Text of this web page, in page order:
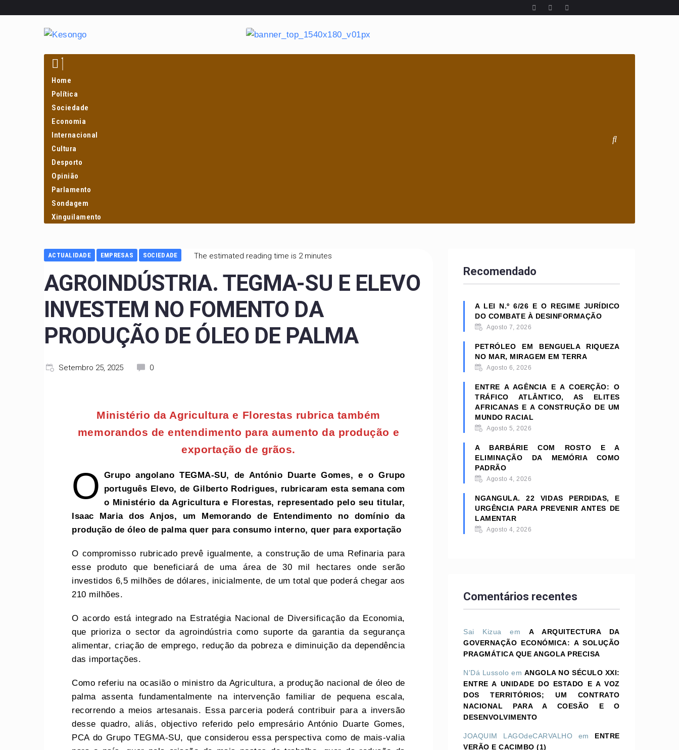
Home
Política
Sociedade
Economia
Internacional
Cultura
Desporto
Opinião
Parlamento
Sondagem
Xinguilamento
ACTUALIDADE EMPRESAS SOCIEDADE The estimated reading time is 2 minutes
AGROINDÚSTRIA. TEGMA-SU E ELEVO
INVESTEM NO FOMENTO DA
PRODUÇÃO DE ÓLEO DE PALMA
Setembro 25, 2025 0
Ministério da Agricultura e Florestas rubrica também
memorandos de entendimento para aumento da produção e
exportação de grãos.
O Grupo angolano TEGMA-SU, de António Duarte Gomes, e o Grupo
português Elevo, de Gilberto Rodrigues, rubricaram esta semana com
o Ministério da Agricultura e Florestas, representado pelo seu titular,
Isaac Maria dos Anjos, um Memorando de Entendimento no domínio da
produção de óleo de palma quer para consumo interno, quer para exportação
O compromisso rubricado prevê igualmente, a construção de uma Refinaria para
esse produto que beneficiará de uma área de 30 mil hectares onde serão
investidos 6,5 milhões de dólares, inicialmente, de um total que poderá chegar aos
210 milhões.
O acordo está integrado na Estratégia Nacional de Diversificação da Economia,
que prioriza o sector da agroindústria como suporte da garantia da segurança
alimentar, criação de emprego, redução da pobreza e diminuição da dependência
das importações.
Como referiu na ocasião o ministro da Agricultura, a produção nacional de óleo de
palma assenta fundamentalmente na intervenção familiar de pequena escala,
recorrendo a meios artesanais. Essa parceria poderá contribuir para a inversão
desse quadro, aliás, objectivo referido pelo empresário António Duarte Gomes,
PCA do Grupo TEGMA-SU, que considerou essa perspectiva como de mais-valia
Recomendado
A LEI N.º 6/26 E O REGIME JURÍDICO
DO COMBATE À DESINFORMAÇÃO
Agosto 7, 2026
PETRÓLEO EM BENGUELA RIQUEZA
NO MAR, MIRAGEM EM TERRA
Agosto 6, 2026
ENTRE A AGÊNCIA E A COERÇÃO: O
TRÁFICO ATLÂNTICO, AS ELITES
AFRICANAS E A CONSTRUÇÃO DE UM
MUNDO RACIAL
Agosto 5, 2026
A BARBÁRIE COM ROSTO E A
ELIMINAÇÃO DA MEMÓRIA COMO
PADRÃO
Agosto 4, 2026
NGANGULA. 22 VIDAS PERDIDAS, E
URGÊNCIA PARA PREVENIR ANTES DE
LAMENTAR
Agosto 4, 2026
Comentários recentes
Sai Kizua emA ARQUITECTURA DA
GOVERNAÇÃO ECONÓMICA: A SOLUÇÃO
PRAGMÁTICA QUE ANGOLA PRECISA
N'Dá Lussolo em ANGOLA NO SÉCULO XXI:
ENTRE A UNIDADE DO ESTADO E A VOZ
DOS TERRITÓRIOS; UM CONTRATO
NACIONAL PARA A COESÃO E O
DESENVOLVIMENTO
JOAQUIM LAGOdeCARVALHO em ENTRE
VERÃO E CACIMBO (1)